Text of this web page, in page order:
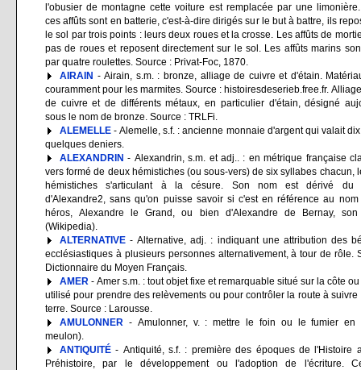
l'obusier de montagne cette voiture est remplacée par une
ces affûts sont en batterie, c'est-à-dire dirigés sur le but à battre, ils
le sol par trois points : leurs deux roues et la crosse. Les affûts de
pas de roues et reposent directement sur le sol. Les affûts marins
par quatre roulettes. Source : Privat-Foc, 1870.
AIRAIN - Airain, s.m. : bronze, alliage de cuivre et d'étain.
couramment pour les marmites. Source : histoiresdeserieb.free.fr.
de cuivre et de différents métaux, en particulier d'étain, désigné
sous le nom de bronze. Source : TRLFi.
ALEMELLE - Alemelle, s.f. : ancienne monnaie d'argent qui valait
quelques deniers.
ALEXANDRIN - Alexandrin, s.m. et adj.. : en métrique française
vers formé de deux hémistiches (ou sous-vers) de six syllabes chacun,
hémistiches s'articulant à la césure. Son nom est dérivé du
d'Alexandre2, sans qu'on puisse savoir si c'est en référence au
héros, Alexandre le Grand, ou bien d'Alexandre de Bernay, son
(Wikipedia).
ALTERNATIVE - Alternative, adj. : indiquant une attribution des
ecclésiastiques à plusieurs personnes alternativement, à tour de rôle.
Dictionnaire du Moyen Français.
AMER - Amer s.m. : tout objet fixe et remarquable situé sur la côte ou
utilisé pour prendre des relèvements ou pour contrôler la route à suivre
terre. Source : Larousse.
AMULONNER - Amulonner, v. : mettre le foin ou le fumier en
meulon).
ANTIQUITÉ - Antiquité, s.f. : première des époques de l'Histoire
Préhistoire, par le développement ou l'adoption de l'écriture.